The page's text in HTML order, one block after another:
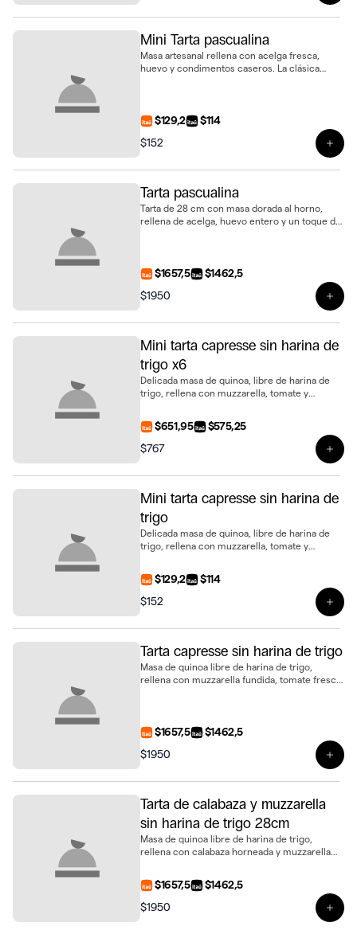
Mini Tarta pascualina
Masa artesanal rellena con acelga fresca,
huevo y condimentos caseros. La clásica
$129,2
$114
$152
Ver
Tarta pascualina
Tarta de 28 cm con masa dorada al horno,
rellena de acelga, huevo entero y un toque de
$1657,5
$1462,5
$1950
Ver
Mini tarta capresse sin harina de
trigo x6
Delicada masa de quinoa, libre de harina de
trigo, rellena con muzzarella, tomate y
formato mini, presentado en bandeja de 6
unidades
$651,95
$575,25
$767
Mini tarta capresse sin harina de
trigo
Delicada masa de quinoa, libre de harina de
trigo, rellena con muzzarella, tomate y
formato mini
$129,2
$114
$152
Tarta capresse sin harina de trigo
Masa de quinoa libre de harina de trigo,
rellena con muzzarella fundida, tomate fresco
$1657,5
$1462,5
$1950
Tarta de calabaza y muzzarella
sin harina de trigo 28cm
Masa de quinoa libre de harina de trigo,
rellena con calabaza horneada y muzzarella
clásico, en tamaño de 28 cm
$1657,5
$1462,5
$1950